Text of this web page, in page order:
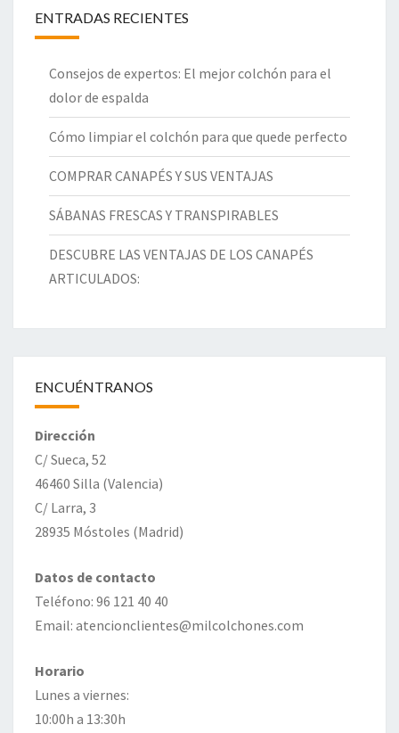
ENTRADAS RECIENTES
Consejos de expertos: El mejor colchón para el
dolor de espalda
Cómo limpiar el colchón para que quede perfecto
COMPRAR CANAPÉS Y SUS VENTAJAS
SÁBANAS FRESCAS Y TRANSPIRABLES
DESCUBRE LAS VENTAJAS DE LOS CANAPÉS
ARTICULADOS:
ENCUÉNTRANOS
Dirección
C/ Sueca, 52
46460 Silla (Valencia)
C/ Larra, 3
28935 Móstoles (Madrid)
Datos de contacto
Teléfono: 96 121 40 40
Email: atencionclientes@milcolchones.com
Horario
Lunes a viernes:
10:00h a 13:30h